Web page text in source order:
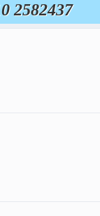
2582437